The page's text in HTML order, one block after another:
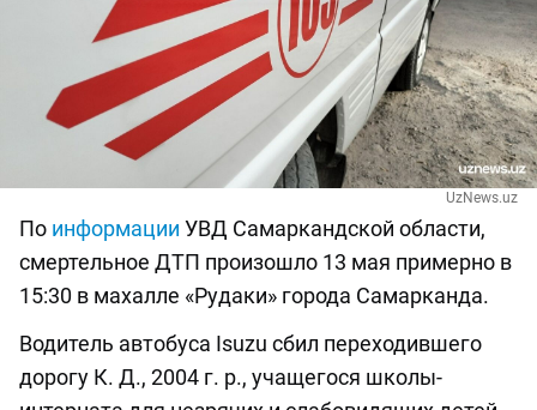
UzNews.uz
По информации УВД Самаркандской области,
смертельное ДТП произошло 13 мая примерно в
15:30 в махалле «Рудаки» города Самарканда.
Водитель автобуса Isuzu сбил переходившего
дорогу К. Д., 2004 г. р., учащегося школы-